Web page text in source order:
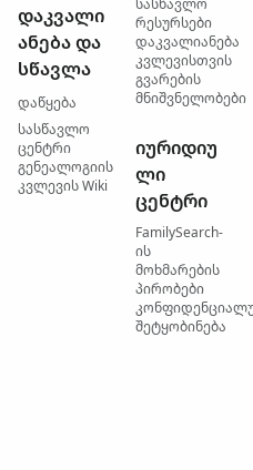
დაკვალი
ანება და
სწავლა
დაწყება
სასწავლო
ცენტრი
გენეალოგიის
კვლევის Wiki
სასწავლო
რესურსები
დაკვალიანება
კვლევისთვის
გვარების
მნიშვნელობები
იურიდიუ
ლი
ცენტრი
FamilySearch-
ის
მოხმარების
პირობები
შეტყობინება